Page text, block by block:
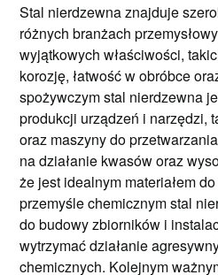
Stal nierdzewna znajduje
różnych branżach
wyjątkowych właściwości,
korozję, łatwość w obróbce
spożywczym stal nierdzewna
produkcji urządzeń i narzędzi,
oraz maszyny do
na działanie kwasów oraz
że jest idealnym materiałem
przemyśle chemicznym stal
do budowy zbiorników i
wytrzymać działanie
chemicznych. Kolejnym